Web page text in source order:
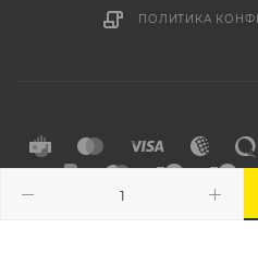
ПОЛИТИКА
2026 © Интернет-магазин